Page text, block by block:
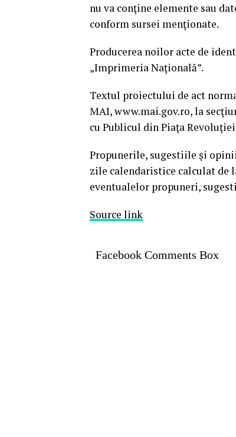
nu va conţine elemente sau
conform sursei menţionate.
Producerea noilor acte de
„Imprimeria Naţională”.
Textul proiectului de act
MAI, www.mai.gov.ro, la
cu Publicul din Piaţa
Propunerile, sugestiile şi
zile calendaristice calculat de
eventualelor propuneri,
Source link
Facebook Comments Box